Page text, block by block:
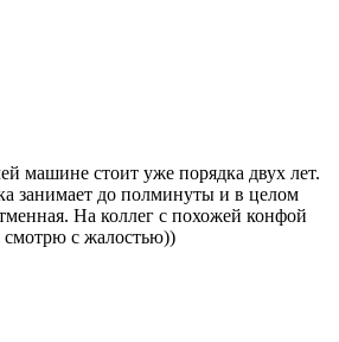
машине стоит уже порядка двух лет.
занимает до полминуты и в целом
На коллег с похожей конфой
с жалостью))